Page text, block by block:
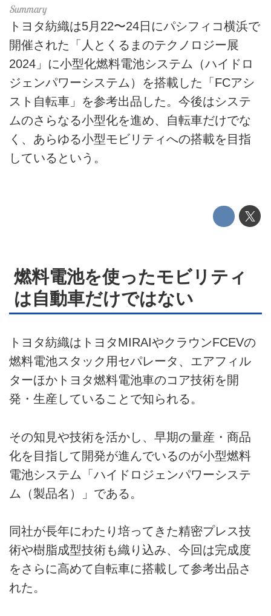
EV
電動バイク
電動キックボード
ライフスタイル
テクノロジー
このメディアについて
ライター名簿
お問い合せ
広告掲載について
トヨタ紡織は5月22〜24日にパシフィコ横浜で
開催された「人とくるまのテクノロジー展
2024」に小型化燃料電池システム（ハイドロ
ジェンパワーシステム）を搭載した「FCアシ
スト自転車」を参考出品した。今後はシステ
ムのさらなる小型化を進め、自転車だけでな
く、あらゆる小型モビリティへの搭載を目指
しているという。
燃料電池を使ったモビリティ
は自動車だけではない
トヨタ紡織はトヨタMIRAIやクラウンFCEVの
燃料電池スタック用セパレータ、エアフィル
ターほかトヨタ燃料電池車のコア技術を開
発・生産していることで知られる。
その知見や技術を活かし、早期の量産・商品
化を目指して開発が進んでいるのが小型燃料
電池システム「ハイドロジェンパワーシステ
ム（製品名）」である。
同社が長年にわたり培ってきた精密プレス技
術や樹脂成型技術も織り込み、今回は完成度
をさらに高めて自転車に搭載して参考出品さ
れた。